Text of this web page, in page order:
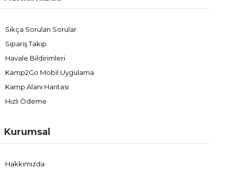
Sıkça Sorulan Sorular
Sipariş Takip
Havale Bildirimleri
Kamp2Go Mobil Uygulama
Kamp Alanı Haritası
Hızlı Ödeme
Kurumsal
Hakkımızda